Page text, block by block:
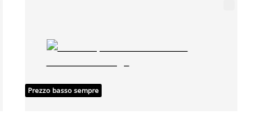
Prezzo basso sempre